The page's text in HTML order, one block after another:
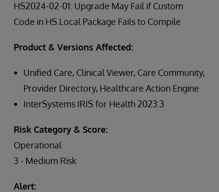
HS2024-02-01: Upgrade May Fail if Custom
Code in HS.Local Package Fails to Compile
Product & Versions Affected:
Unified Care, Clinical Viewer, Care Community,
Provider Directory, Healthcare Action Engine
InterSystems IRIS for Health 2023.3
Risk Category & Score:
Operational
3 - Medium Risk
Alert: